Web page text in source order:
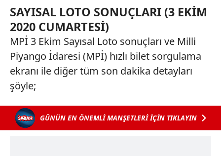
SAYISAL LOTO SONUÇLARI (3 EKİM
2020 CUMARTESİ)
MPİ 3 Ekim Sayısal Loto sonuçları ve Milli
Piyango İdaresi (MPİ) hızlı bilet sorgulama
ekranı ile diğer tüm son dakika detayları
şöyle;
GÜNÜN EN ÖNEMLİ MANŞETLERİ İÇİN TIKLAYIN